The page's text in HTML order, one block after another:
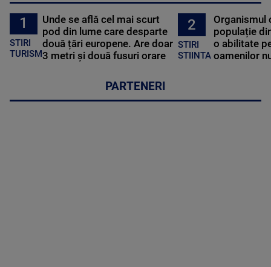
1
STIRI
TURISM
Unde se află cel mai scurt
pod din lume care desparte
două țări europene. Are doar
3 metri și două fusuri orare
2
STIRI
STIINTA
Organismul
populație
o abilitate
oamenilor
PARTENERI